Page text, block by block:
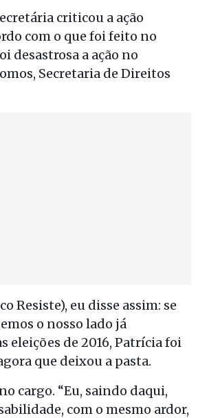
criticou a ação
com o que foi feito no
desastrosa a ação no
Secretaria de Direitos
Resiste), eu disse assim: se
o nosso lado já
eleições de 2016, Patrícia foi
que deixou a pasta.
cargo. “Eu, saindo daqui,
com o mesmo ardor,